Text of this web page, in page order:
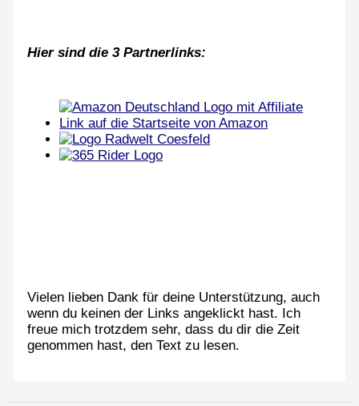
Hier sind die 3 Partnerlinks:
Vielen lieben Dank für deine Unterstützung, auch
wenn du keinen der Links angeklickt hast. Ich
freue mich trotzdem sehr, dass du dir die Zeit
genommen hast, den Text zu lesen.